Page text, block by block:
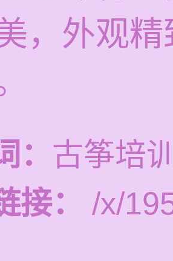
，外观
： 古筝培
接：
/x/